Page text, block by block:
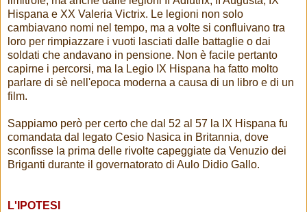
Hispana e XX Valeria Victrix. Le legioni non solo
cambiavano nomi nel tempo, ma a volte si confluivano tra
loro per rimpiazzare i vuoti lasciati dalle battaglie o dai
soldati che andavano in pensione. Non è facile pertanto
capirne i percorsi, ma la Legio IX Hispana ha fatto molto
parlare di sè nell'epoca moderna a causa di un libro e di un
film.
Sappiamo però per certo che dal 52 al 57 la IX Hispana fu
comandata dal legato Cesio Nasica in Britannia, dove
sconfisse la prima delle rivolte capeggiate da Venuzio dei
Briganti durante il governatorato di Aulo Didio Gallo.
L'IPOTESI